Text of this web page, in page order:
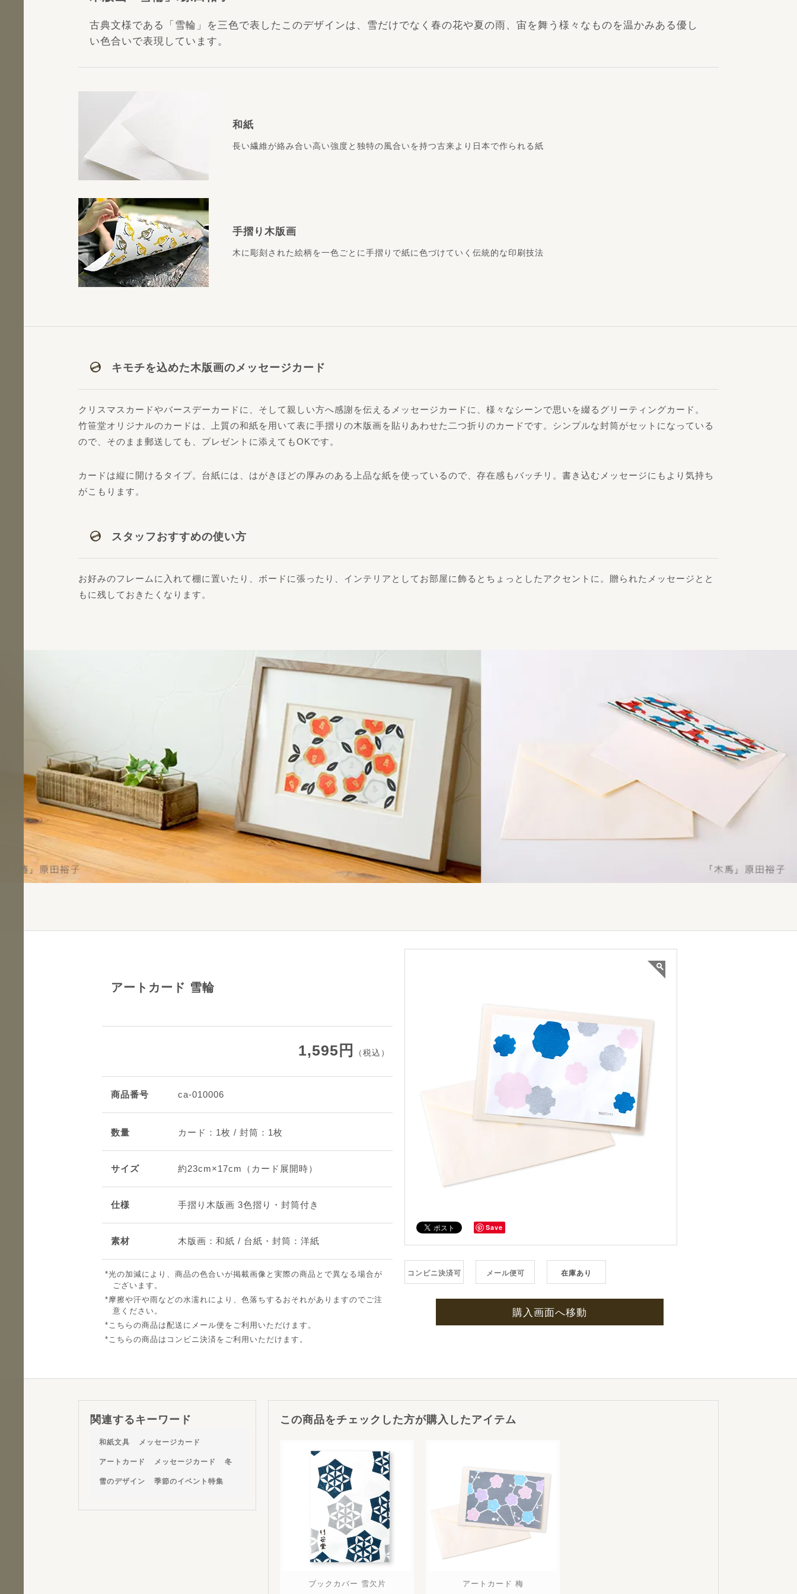
手摺り木版画
木に彫刻された絵柄を一色ごとに手摺りで紙に色づけていく伝統的な印刷技法
和紙
長い繊維が絡み合い高い強度と独特の風合いを持つ古来より日本で作られる紙
古典文様である「雪輪」を三色で表したこのデザインは、雪だけでなく春の花や夏の雨、宙を舞う様々なものを温かみある優し
い色合いで表現しています。
キモチを込めた木版画のメッセージカード
クリスマスカードやバースデーカードに、そして親しい方へ感謝を伝えるメッセージカードに、様々なシーンで思いを綴るグリーティングカード。
竹笹堂オリジナルのカードは、上質の和紙を用いて表に手摺りの木版画を貼りあわせた二つ折りのカードです。シンプルな封筒がセットになっている
ので、そのまま郵送しても、プレゼントに添えてもOKです。
カードは縦に開けるタイプ。台紙には、はがきほどの厚みのある上品な紙を使っているので、存在感もバッチリ。書き込むメッセージにもより気持ち
がこもります。
スタッフおすすめの使い方
お好みのフレームに入れて棚に置いたり、ボードに張ったり、インテリアとしてお部屋に飾るとちょっとしたアクセントに。贈られたメッセージとと
もに残しておきたくなります。
数量 カード：1枚 / 封筒：1枚
サイズ 約23cm×17cm（カード展開時）
仕様 手摺り木版画 3色摺り・封筒付き
素材 木版画：和紙 / 台紙・封筒：洋紙
光の加減により、商品の色合いが掲載画像と実際の商品とで異なる場合が
ございます。
摩擦や汗や雨などの水濡れにより、色落ちするおそれがありますのでご注
意ください。
こちらの商品は配送にメール便をご利用いただけます。
こちらの商品はコンビニ決済をご利用いただけます。
アートカード 雪輪
1,595円 （税込）
商品番号 ca-010006
Save
コンビニ決済可 メール便可 在庫あり
購入画面へ移動
関連するキーワード
和紙文具 メッセージカード
アートカード メッセージカード 冬
雪のデザイン 季節のイベント特集
この商品をチェックした方が購入したアイテム
ブックカバー 雪欠片 アートカード 梅